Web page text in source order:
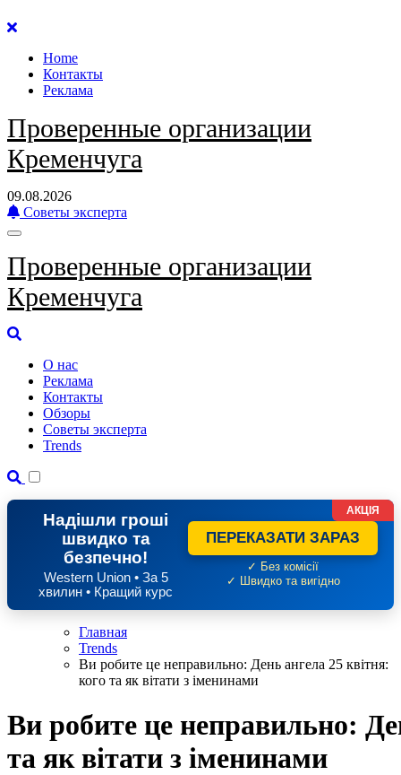
Перейти
содержанию
Home
Контакты
Реклама
Проверенные организации
Кременчуга
09.08.2026
Советы эксперта
Проверенные организации
Кременчуга
О нас
Реклама
Контакты
Обзоры
Советы эксперта
Trends
Надішли гроші
швидко та
безпечно!
Western Union • За 5
хвилин • Кращий курс
ПЕРЕКАЗАТИ ЗАРАЗ
✓ Без комісії
✓ Швидко та вигідно
АКЦІЯ
Главная
Trends
Ви робите це неправильно: День ангела 25 квітня:
кого та як вітати з іменинами
Ви робите це неправильно:
та як вітати з іменинами